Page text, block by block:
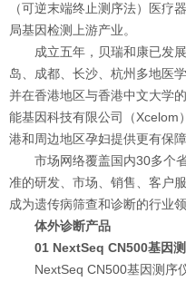
（可逆末端终止测序法）医疗
局基因检测上游产业。
成立五年，贝瑞和康已发展
岛、成都、长沙、杭州多地医
并在香港地区与香港中文大学
能基因科技有限公司（Xcelom
港和周边地区孕妇提供更有保
市场网络覆盖国内30多个省
准的研发、市场、销售、客户
成为遗传病筛查和诊断的行业领
体外诊断产品
01 NextSeq CN500基因
NextSeq CN500基因测序仪